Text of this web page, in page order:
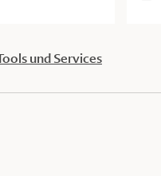
und Services